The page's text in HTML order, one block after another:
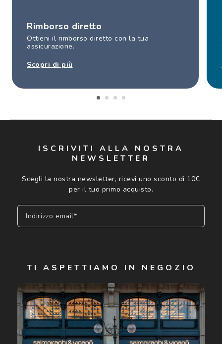
Rimborso diretto
Ottieni il rimborso diretto con la tua
assicurazione.
Scopri di più
ISCRIVITI ALLA NOSTRA
NEWSLETTER
Scegli la nostra newsletter, ricevi uno sconto di 10€
per il tuo primo acquisto.
Indirizzo email*
Cliccando su "Iscriviti", confermo di avere più di 16 anni e
acconsento all'utilizzo dei miei Dati Personali da parte di
Luxottica Group S.p.A. per l'invio di offerte speciali, novità
ed altre comunicazioni di carattere pubblicitario (consultare
Informativa sulla privacyper ulteriori informazioni).
TI ASPETTIAMO IN NEGOZIO